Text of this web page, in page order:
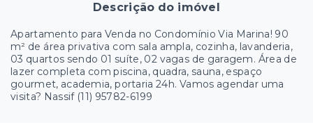
Descrição do imóvel
Apartamento para Venda no Condomínio Via Marina! 90
m² de área privativa com sala ampla, cozinha, lavanderia,
03 quartos sendo 01 suíte, 02 vagas de garagem. Área de
lazer completa com piscina, quadra, sauna, espaço
gourmet, academia, portaria 24h. Vamos agendar uma
visita? Nassif (11) 95782-6199